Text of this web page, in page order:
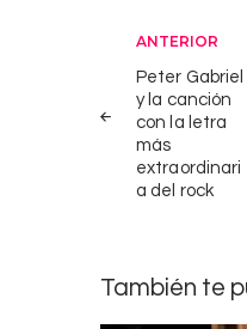
de
entradas
ANTERIOR
Peter Gabriel
y la canción
con la letra
más
extraordinari
a del rock
También te
,